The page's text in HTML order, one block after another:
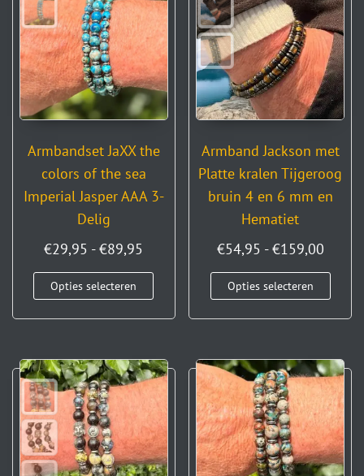
Armbandset JaXX the
colors of the sea
Imperial Jasper AAA 3-
Delig
€29,95 - €89,95
Opties selecteren
Armband Jackson met
Platte kralen Tijgeroog
bruin 4 en 6 mm en
Hematiet
€54,95 - €159,00
Opties selecteren